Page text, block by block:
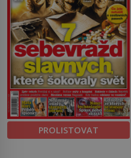
PROLISTOVAT